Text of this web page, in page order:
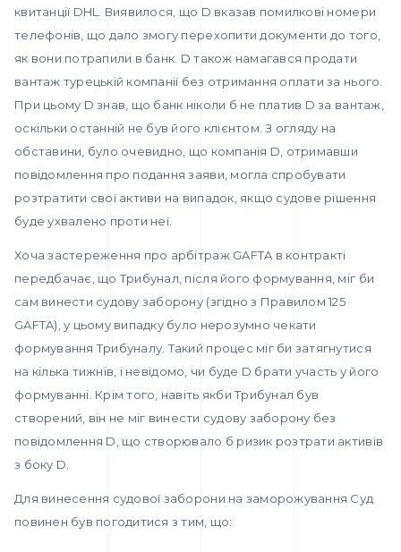
квитанції DHL. Виявилося, що D вказав помилкові номери
телефонів, що дало змогу перехопити документи до того,
як вони потрапили в банк. D також намагався продати
вантаж турецькій компанії без отримання оплати за нього.
При цьому D знав, що банк ніколи б не платив D за вантаж,
оскільки останній не був його клієнтом. З огляду на
обставини, було очевидно, що компанія D, отримавши
повідомлення про подання заяви, могла спробувати
розтратити свої активи на випадок, якщо судове рішення
буде ухвалено проти неї.
Хоча застереження про арбітраж GAFTA в контракті
передбачає, що Трибунал, після його формування, міг би
сам винести судову заборону (згідно з Правилом 125
GAFTA), у цьому випадку було нерозумно чекати
формування Трибуналу. Такий процес міг би затягнутися
на кілька тижнів, і невідомо, чи буде D брати участь у його
формуванні. Крім того, навіть якби Трибунал був
створений, він не міг винести судову заборону без
повідомлення D, що створювало б ризик розтрати активів
з боку D.
Для винесення судової заборони на заморожування Суд
повинен був погодитися з тим, що: